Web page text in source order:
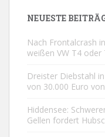
NEUESTE
Nach Frontalcrash
weißen VW T4 oder
Dreister Diebstahl
von 30.000 Euro
Hiddensee:
Gellen fordert